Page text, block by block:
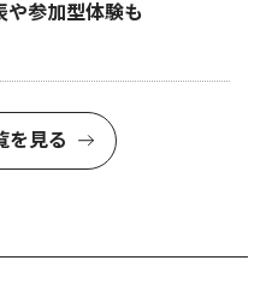
参加型体験も
を見る